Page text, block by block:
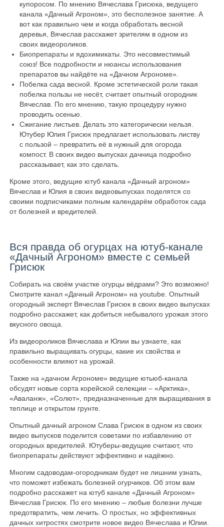
купоросом. По мнению Вячеслава Грисюка, ведущего
канала «Дачный Агроном», это бесполезное занятие. А
вот как правильно чем и когда обработать весной
деревья, Вячеслав расскажет зрителям в одном из
своих видеороликов.
Биопрепараты и ядохимикаты. Это несовместимый
союз! Все подробности и нюансы использования
препаратов вы найдёте на «Дачном Агрономе».
Побелка сада весной. Кроме эстетической роли такая
побелка пользы не несёт, считает опытный огородник
Вячеслав. По его мнению, такую процедуру нужно
проводить осенью.
Сжигание листьев. Делать это категорически нельзя.
Ютубер Юлия Грисюк предлагает использовать листву
с пользой – превратить её в нужный для огорода
компост. В своих видео выпусках дачница подробно
рассказывает, как это сделать.
Кроме этого, ведущие ютуб канала «Дачный агроном»
Вячеслав и Юлия в своих видеовыпусках поделятся со
своими подписчиками полным календарём обработок сада
от болезней и вредителей.
Вся правда об огурцах на ютуб-канале
«Дачный Агроном» вместе с семьей
Грисюк
Собирать на своём участке огурцы вёдрами? Это возможно!
Смотрите канал «Дачный Агроном» на youtube. Опытный
огородный эксперт Вячеслав Грисюк в своих видео выпусках
подробно расскажет, как добиться небывалого урожая этого
вкусного овоща.
Из видеороликов Вячеслава и Юлии вы узнаете, как
правильно выращивать огурцы, какие их свойства и
особенности влияют на урожай.
Также на «дачном Агрономе» ведущие ютьюб-канала
обсудят новые сорта корейской селекции – «Арктика»,
«Аваланж», «Солют», предназначенные для выращивания в
теплице и открытом грунте.
Опытный дачный агроном Слава Грисюк в одном из своих
видео выпусков поделится советами по избавлению от
огородных вредителей. Ютуберы-ведущие считают, что
биопрепараты действуют эффективно и надёжно.
Многим садоводам-огородникам будет не лишним узнать,
что поможет избежать болезней огурчиков. Об этом вам
подробно расскажет на ютуб канале «Дачный Агроном»
Вячеслав Грисюк. По его мнению – любые болезни лучше
предотвратить, чем лечить. О простых, но эффективных
дачных хитростях смотрите новое видео Вячеслава и Юлии.